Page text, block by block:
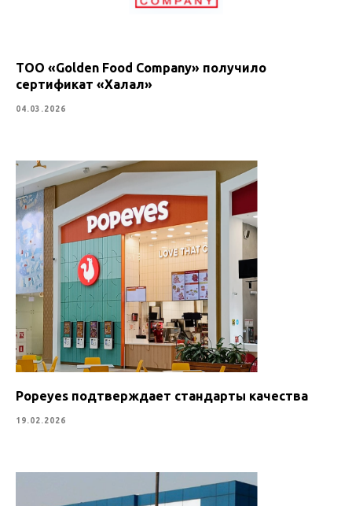
ТОО «Golden Food Company» получило
сертификат «Халал»
04.03.2026
Popeyes подтверждает стандарты качества
19.02.2026